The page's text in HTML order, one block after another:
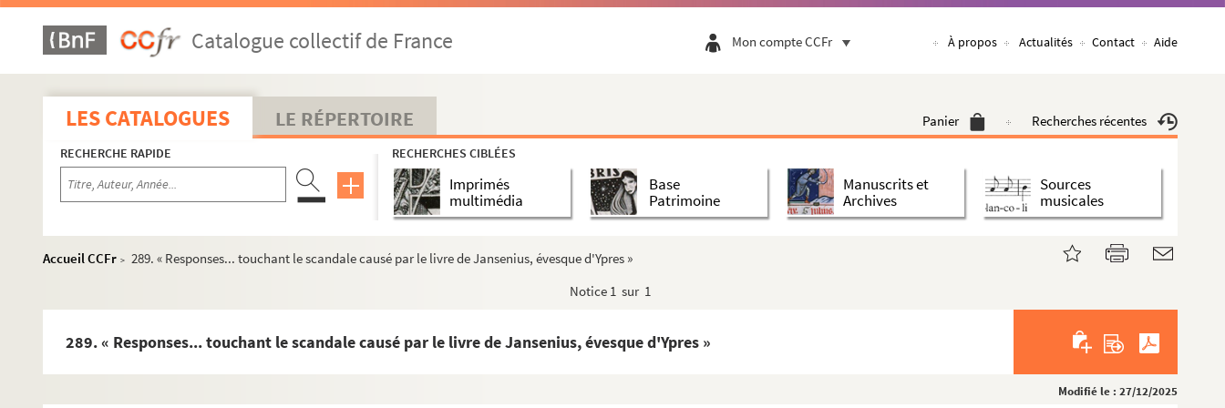
Catalogue collectif de France Mon compte CCFr À propos Actualités Contact Aide
LES CATALOGUES LE RÉPERTOIRE Panier Recherches récentes
RECHERCHE RAPIDE RECHERCHES CIBLÉES
Imprimés
multimédia
Base
Patrimoine
Manuscrits et
Archives
Sources
musicales
Accueil CCFr > 289. « Responses... touchant le scandale causé par le livre de Jansenius, évesque d'Ypres »
Notice 1 sur 1
289. « Responses... touchant le scandale causé par le livre de Jansenius, évesque d'Ypres »
Modifié le : 27/12/2025
42. Bref du pape Paul III confirmant les Cordeliers conventuels dans la faculté de pouvoir posséder indi...
45. Indulgences concédées à diverses dévotions. 28 pièces manuscrites et imprimées, des XVIe et XVIIe si...
88. Mandement de l'archevêque de Besançon, Antoine-Pierre de Grammont, à l'occasion du jubilé de 1673. P...
91. « Successos del gran sanctuario de N. Señora de Monserrata... [en Cataluña] »
117. Consultation sur la dispense demandée au Saint-Siège pour le mariage de Claude-François de La Baume,...
120. Ordonnance du roi d'Espagne pour interdire aux religieux de s'occuper de la poursuite des affaires s...
128. Permission aux Annonciades de Dole d'y retourner d'Avignon, où elles avaient été appelées pour fonde...
146. Mémoires, en langue espagnole, pour obtenir la définition comme article de foi de l'Immaculée concep...